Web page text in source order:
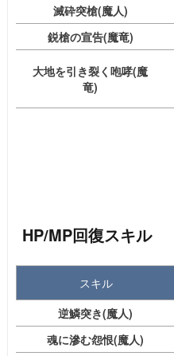
滅砕突槍(魔人)
鋭槍の宣告(魔竜)
大地を引き裂く咆哮(魔
竜)
HP/MP回復スキル
スキル
逆鱗突き(魔人)
魂に滲む怨恨(魔人)